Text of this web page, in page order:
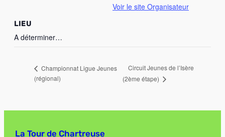
LIEU
A déterminer…
Voir le site Organisateur
Championnat Ligue Jeunes
(régional)
Circuit Jeunes de l’Isère
(2ème étape)
La Tour de Chartreuse